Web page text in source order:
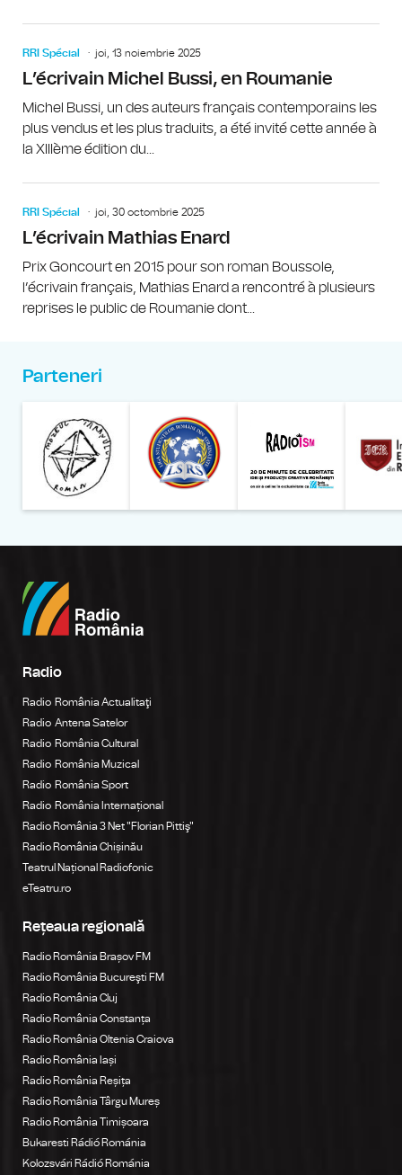
RRI Spécial joi, 13 noiembrie 2025
L’écrivain Michel Bussi, en Roumanie
Michel Bussi, un des auteurs français contemporains les
plus vendus et les plus traduits, a été invité cette année à
la XIIIème édition du...
RRI Spécial joi, 30 octombrie 2025
L’écrivain Mathias Enard
Prix Goncourt en 2015 pour son roman Boussole,
l’écrivain français, Mathias Enard a rencontré à plusieurs
reprises le public de Roumanie dont...
Parteneri
Radio
Radio România Actualitaţi
Radio Antena Satelor
Radio România Cultural
Radio România Muzical
Radio România Sport
Radio România Internațional
Radio România 3 Net "Florian Pittiş"
Radio România Chișinău
Teatrul Național Radiofonic
eTeatru.ro
Rețeaua regională
Radio România Brașov FM
Radio România Bucureşti FM
Radio România Cluj
Radio România Constanța
Radio România Oltenia Craiova
Radio România Iași
Radio România Reșița
Radio România Târgu Mureș
Radio România Timișoara
Bukaresti Rádió Románia
Kolozsvári Rádió Románia